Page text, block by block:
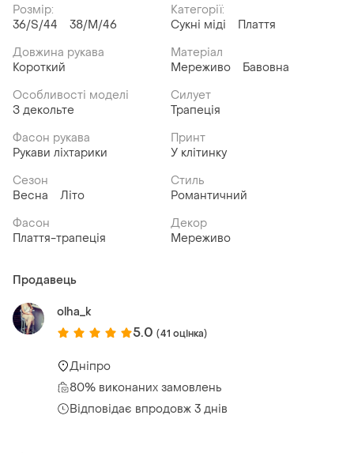
Розмір:
36/S/44
38/M/46
Категорії:
Сукні міді
Плаття
Довжина рукава
Короткий
Матеріал
Мереживо
Бавовна
Особливості моделі
З декольте
Силует
Трапеція
Фасон рукава
Рукави ліхтарики
Принт
У клітинку
Сезон
Весна
Літо
Стиль
Романтичний
Фасон
Плаття-трапеція
Декор
Мереживо
Продавець
olha_k
5.0 (41 оцінка)
Дніпро
80% виконаних замовлень
Відповідає впродовж 3 днів